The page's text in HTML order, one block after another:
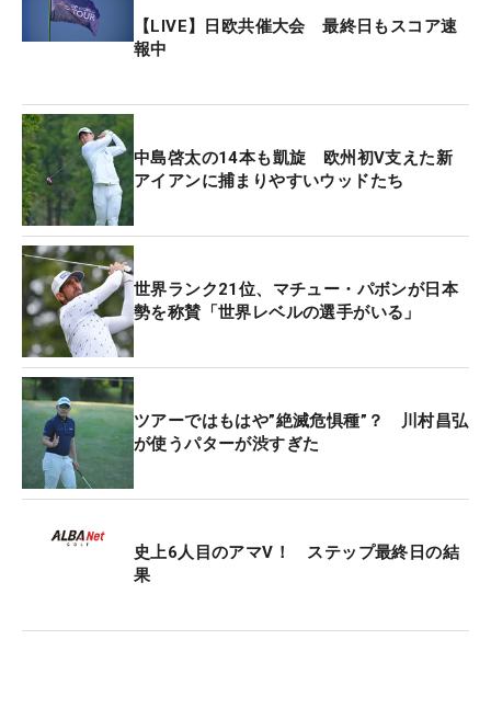
【LIVE】日欧共催大会 最終日もスコア速
報中
中島啓太の14本も凱旋 欧州初V支えた新
アイアンに捕まりやすいウッドたち
世界ランク21位、マチュー・パボンが日本
勢を称賛「世界レベルの選手がいる」
ツアーではもはや”絶滅危惧種”？ 川村昌弘
が使うパターが渋すぎた
史上6人目のアマV！ ステップ最終日の結
果